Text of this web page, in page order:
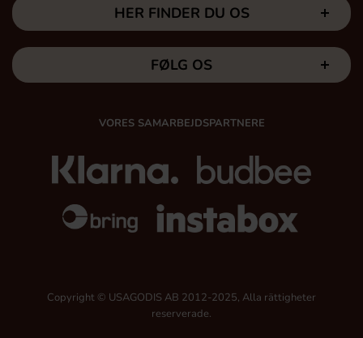
HER FINDER DU OS
FØLG OS
VORES SAMARBEJDSPARTNERE
Copyright © USAGODIS AB 2012-2025, Alla rättigheter
reserverade.